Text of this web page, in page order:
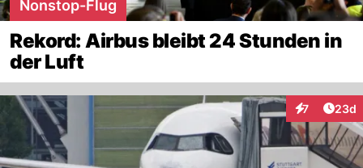
Nonstop-Flug
Rekord: Airbus bleibt 24 Stunden in
der Luft
7
Interaktionen
23d